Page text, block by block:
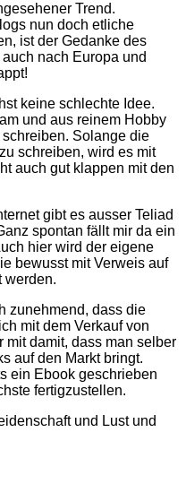
Trend.
nun doch etliche
ist der Gedanke des
nach Europa und
keine schlechte Idee.
und aus reinem Hobby
Solange die
schreiben, wird es mit
auch gut klappen mit den
gibt es ausser Teliad
spontan fällt mir da ein
hier wird der eigene
bewusst mit Verweis auf
werden.
zunehmend, dass die
mit dem Verkauf von
mit damit, dass man selber
auf den Markt bringt.
ein Ebook geschrieben
fertigzustellen.
und Lust und